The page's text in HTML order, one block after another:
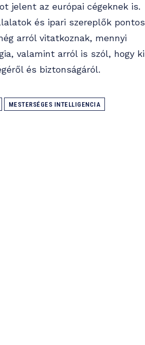
jelent az európai cégeknek is.
és ipari szereplők pontos
arról vitatkoznak, mennyi
valamint arról is szól, hogy ki
és biztonságáról.
MESTERSÉGES INTELLIGENCIA